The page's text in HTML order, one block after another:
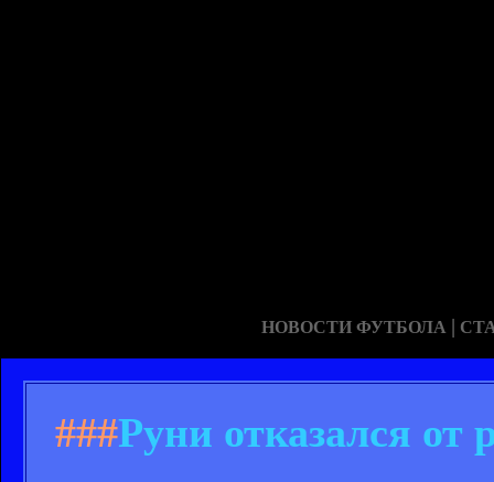
НОВОСТИ ФУТБОЛА |
###Руни отказался